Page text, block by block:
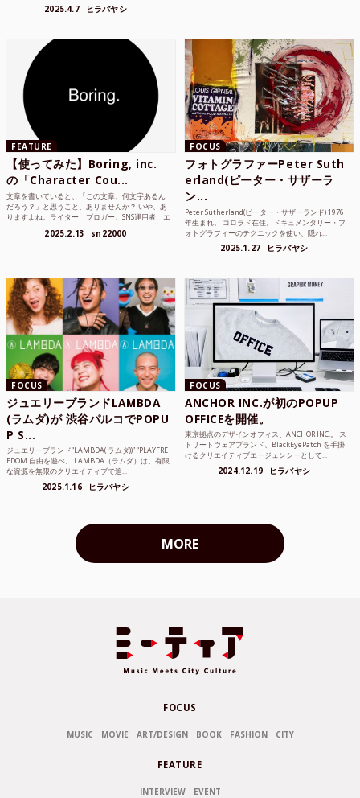
2025.4.7 ヒラバヤシ
FEATURE
【使ってみた】Boring, inc.
の「Character Cou...
文章を書いていると、「この文章、何文字あるん
だろう？」と思うこと、ありませんか？ いや、あ
りますよね。ライター、ブロガー、SNS運用者、エ
2025.2.13 sn22000
FOCUS
フォトグラファーPeter Suth
erland(ピーター・サザーラ
ン...
Peter Sutherland(ピーター・サザーランド) 1976
年生まれ。 コロラド在住。ドキュメンタリー・フ
ォトグラフィーのテクニックを使い、隠れ...
2025.1.27 ヒラバヤシ
FOCUS
ジュエリーブランドLAMBDA
(ラムダ)が 渋谷パルコでPOPU
P S...
ジュエリーブランド“LAMBDA( ラムダ))” “PLAYFRE
EDOM 自由を遊べ。 LAMBDA（ラムダ）は、有限
な資源を無限のクリエイティブで追...
2025.1.16 ヒラバヤシ
FOCUS
ANCHOR INC.が初のPOPUP
OFFICEを開催。
東京拠点のデザインオフィス、ANCHOR INC.。 ス
トリートウェアブランド、BlackEyePatch を手掛
けるクリエイティブエージェンシーとして...
2024.12.19 ヒラバヤシ
MORE
FOCUS
MUSIC MOVIE ART/DESIGN BOOK FASHION CITY
FEATURE
INTERVIEW EVENT